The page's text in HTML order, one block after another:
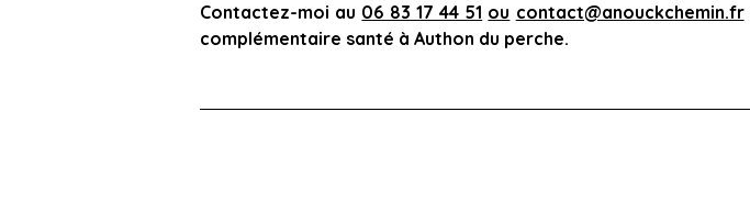
Contactez-moi au 06 83 17 44 51 ou contact@anouckchemin.fr
complémentaire santé à Authon du perche.